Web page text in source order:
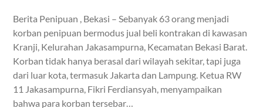
Berita Penipuan , Bekasi – Sebanyak 63 orang menjadi
korban penipuan bermodus jual beli kontrakan di kawasan
Kranji, Kelurahan Jakasampurna, Kecamatan Bekasi Barat.
Korban tidak hanya berasal dari wilayah sekitar, tapi juga
dari luar kota, termasuk Jakarta dan Lampung. Ketua RW
11 Jakasampurna, Fikri Ferdiansyah, menyampaikan
bahwa para korban tersebar…